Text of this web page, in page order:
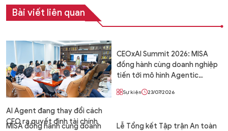
Bài viết liên quan
AI Agent đang thay đổi cách
CFO ra quyết định tài chính
CEOxAI Summit 2026: MISA
đồng hành cùng doanh nghiệp
tiến tới mô hình Agentic
vận hành 24/7 cùng AI Agent
Sự kiện 23/07/2026
MISA đồng hành cùng doanh
Lễ Tổng kết Tập trận An toàn